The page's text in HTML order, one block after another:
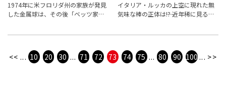
1974年に米フロリダ州の家族が発見
した金属球は、その後「ベッツ家の
じめたり振動を発生したりもすると
い
イタリア・ルッカの上空に現れた無
気味な棒の正体は――!? 近年稀に見る貴
<< ... 10 20 30 ... 71 72 73 74 75 ... 80 90 100... >>